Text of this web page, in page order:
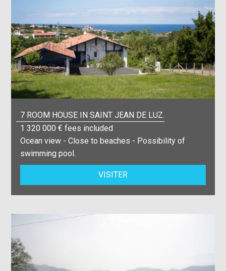
7 ROOM HOUSE IN SAINT JEAN DE LUZ.
1 320 000 € fees included
Ocean view - Close to beaches - Possibility of
swimming pool.
VISITER